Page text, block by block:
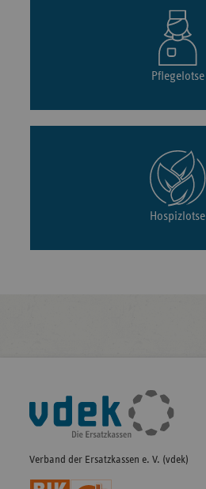
Pflegelotse
Hospizlotse
Fußleisten-
Navigation
Verband der Ersatzkassen e. V. (vdek)